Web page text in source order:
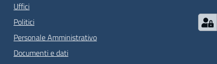
Uffici
Politici
Personale Amministrativo
Documenti e dati